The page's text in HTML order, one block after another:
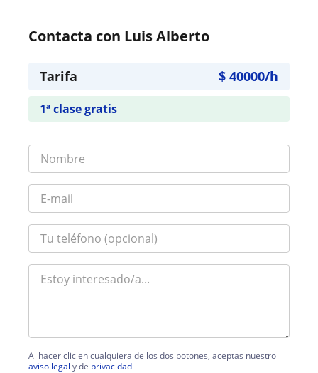
Contacta con Luis Alberto
Tarifa $ 40000/h
1ª clase gratis
Al hacer clic en cualquiera de los dos botones, aceptas nuestro
aviso legal y de privacidad